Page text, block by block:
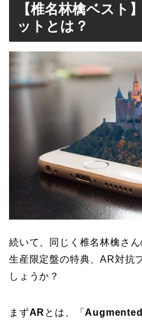
【椎名林檎ベスト
ットとは？
続いて、同じく椎名林檎さ
生産限定盤の特典、AR対抗
しょうか？
まずAR とは、「